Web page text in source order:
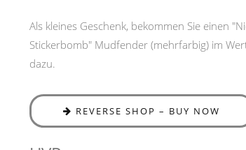
Als kleines Geschenk, bekommen Sie einen
Stickerbomb" Mudfender (mehrfarbig) im
dazu.
REVERSE SHOP – BUY NOW